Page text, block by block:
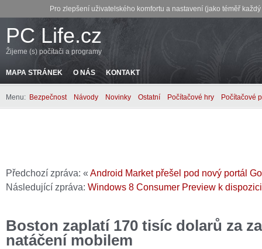
Pro zlepšení uživatelského komfortu a nastavení (jako téměř
PC Life.cz
Žijeme (s) počítači a programy
MAPA STRÁNEK O NÁS KONTAKT
Menu: Bezpečnost Návody Novinky Ostatní Počítačové hry Počítačové
Předchozí zpráva: « Android Market přešel pod nový portál
Následující zpráva: Windows 8 Consumer Preview k
Boston zaplatí 170 tisíc dolarů za
natáčení mobilem